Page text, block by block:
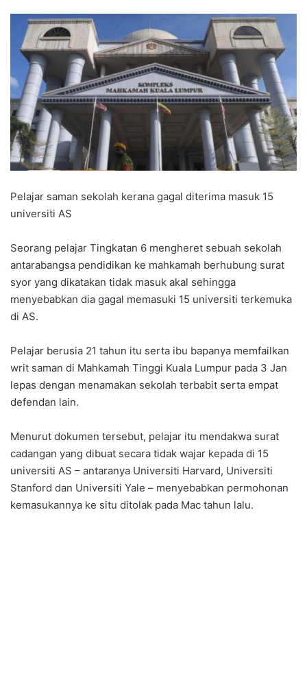
Pelajar saman sekolah kerana gagal diterima masuk 15
universiti AS
Seorang pelajar Tingkatan 6 mengheret sebuah sekolah
antarabangsa pendidikan ke mahkamah berhubung surat
syor yang dikatakan tidak masuk akal sehingga
menyebabkan dia gagal memasuki 15 universiti terkemuka
di AS.
Pelajar berusia 21 tahun itu serta ibu bapanya memfailkan
writ saman di Mahkamah Tinggi Kuala Lumpur pada 3 Jan
lepas dengan menamakan sekolah terbabit serta empat
defendan lain.
Menurut dokumen tersebut, pelajar itu mendakwa surat
cadangan yang dibuat secara tidak wajar kepada di 15
universiti AS – antaranya Universiti Harvard, Universiti
Stanford dan Universiti Yale – menyebabkan permohonan
kemasukannya ke situ ditolak pada Mac tahun lalu.